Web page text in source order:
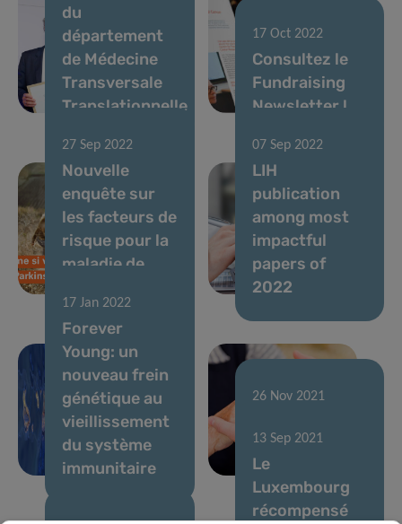
du
département
de Médecine
Transversale
Translationnelle
17 Oct 2022
Consultez le
Fundraising
Newsletter !
27 Sep 2022
Nouvelle
enquête sur
les facteurs de
risque pour la
maladie de
07 Sep 2022
LIH
publication
among most
impactful
papers of
2022
17 Jan 2022
Forever
Young: un
nouveau frein
génétique au
vieillissement
du système
immunitaire
26 Nov 2021
Luxembourg
fête ses 5 ans
13 Sep 2021
Le
Luxembourg
récompensé